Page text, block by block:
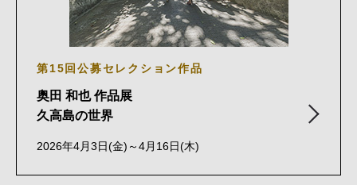
第15回公募セレクション作品
奥田 和也 作品展
久高島の世界
2026年4月3日(金)～4月16日(木)